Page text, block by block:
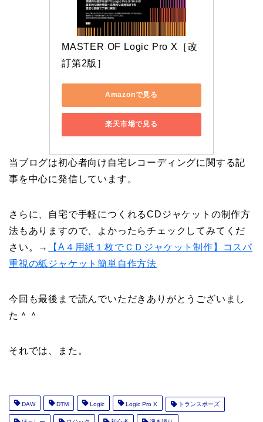
MASTER OF Logic Pro X［改
訂第2版］
Amazonで見る
楽天市場で見る
当ブログは初心者向け自宅レコーディングに関する記
事を中心に発信しています。
さらに、自宅で手軽につくれるCDジャケットの制作方
法もありますので、よかったらチェックしてみてくだ
さい。→
【A４用紙１枚でＣＤジャケット制作】コスパ
重視の紙ジャケット簡単自作方法
今回も最後まで読んでいただきありがとうございまし
た＾＾
それでは、また。
DAW DTM Logic Logic Pro X トランスポーズ